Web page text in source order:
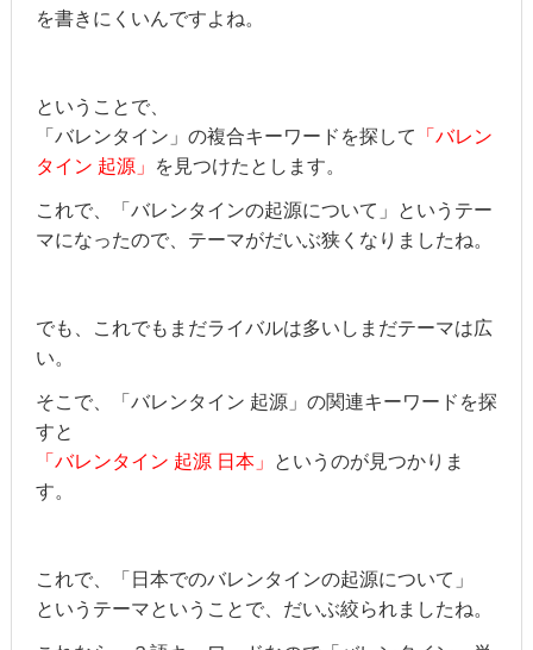
を書きにくいんですよね。
ということで、
「バレンタイン」の複合キーワードを探して
「バレン
タイン 起源」
を見つけたとします。
これで、「バレンタインの起源について」というテー
マになったので、テーマがだいぶ狭くなりましたね。
でも、これでもまだライバルは多いしまだテーマは広
い。
そこで、「バレンタイン 起源」の関連キーワードを探
すと
「バレンタイン 起源 日本」
というのが見つかりま
す。
これで、「日本でのバレンタインの起源について」
というテーマということで、だいぶ絞られましたね。